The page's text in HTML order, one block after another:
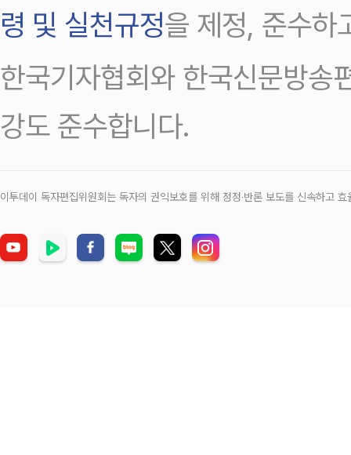
령 및 실천규정을 제정, 준수하
한국기자협회와 한국신문방송
강도 준수합니다.
이투데이 독자편집위원회는 독자의 권익보호를 위해 정정‧반론 보도를 신속하고